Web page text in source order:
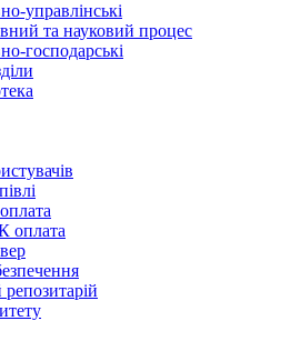
управлінські
та науковий процес
господарські